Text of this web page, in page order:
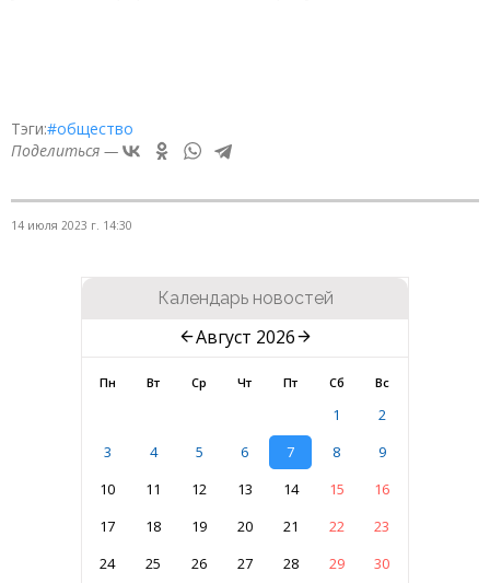
Тэги:#общество
Поделиться —
14 июля 2023 г. 14:30
Календарь новостей
Август 2026
Пн Вт Ср Чт Пт Сб Вс
1
2
3
4 5 6 7 8
9
10
11 12 13 14 15
16
17
18 19 20 21 22
23
24
25 26 27 28 29 30